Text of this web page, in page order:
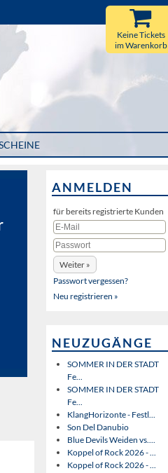
Keine Tickets
im Warenkorb
ANMELDEN
für bereits registrierte Kunden
Passwort vergessen?
Neu registrieren »
NEUZUGÄNGE
SOMMER IN DER STADT
Fe...
SOMMER IN DER STADT
Fe...
KlangHorizonte - Festl...
Son Del Danubio
Blue Devils Weiden vs....
Koppel of Rock 2026 - ...
Koppel of Rock 2026 - ...